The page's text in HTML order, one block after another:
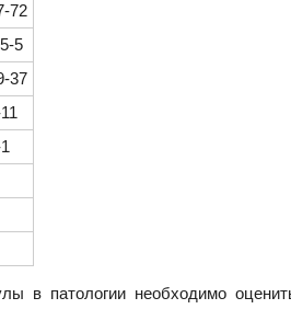
72
5
37
в патологии необходимо